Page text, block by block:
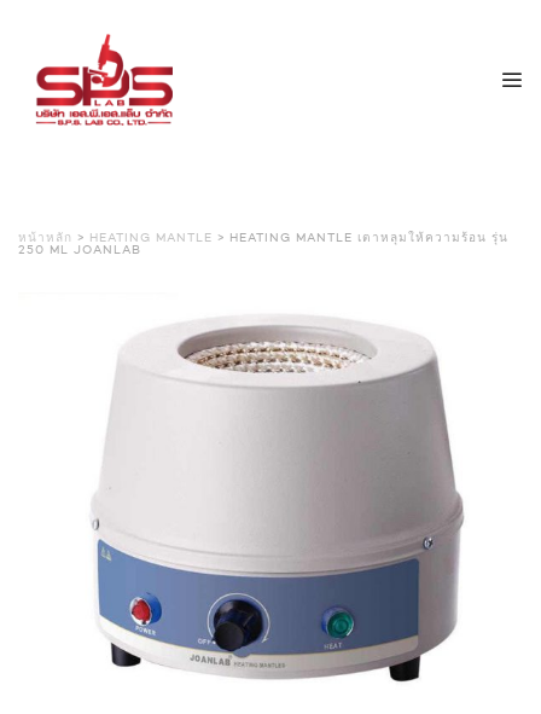
หน้าหลัก > HEATING MANTLE > HEATING MANTLE เตาหลุมให้ความร้อน รุ่น
250 ML JOANLAB